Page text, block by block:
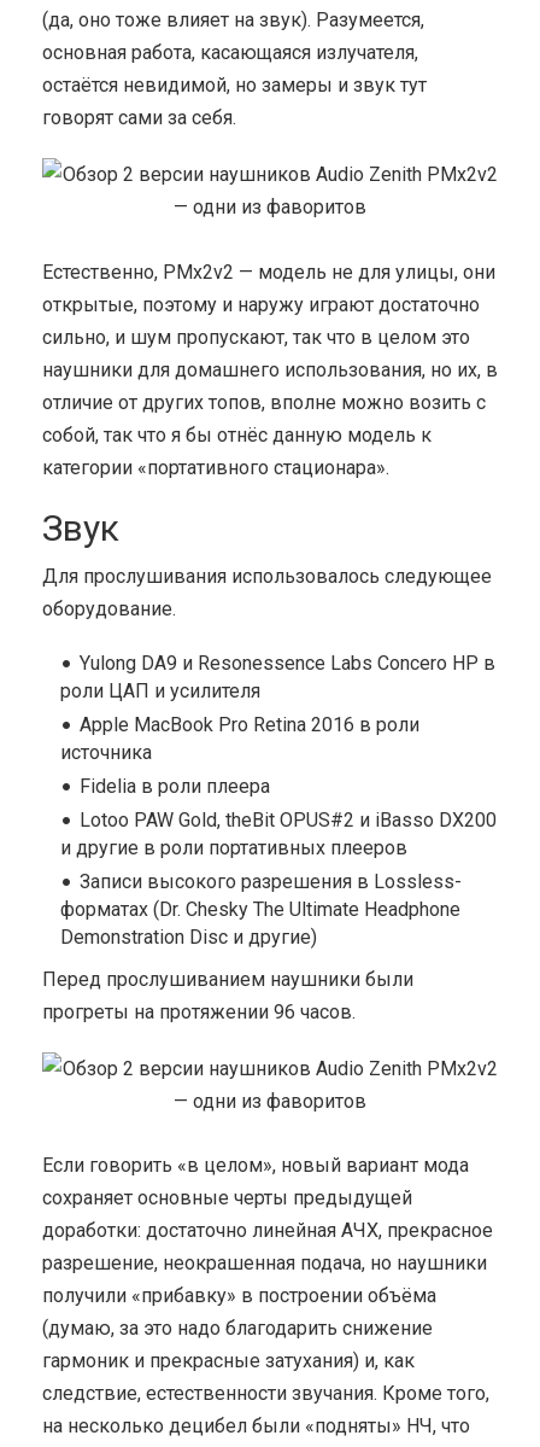
(да, оно тоже влияет на звук). Разумеется,
основная работа, касающаяся излучателя,
остаётся невидимой, но замеры и звук тут
говорят сами за себя.
Естественно, PMx2v2 — модель не для улицы, они
открытые, поэтому и наружу играют достаточно
сильно, и шум пропускают, так что в целом это
наушники для домашнего использования, но их, в
отличие от других топов, вполне можно возить с
собой, так что я бы отнёс данную модель к
категории «портативного стационара».
Звук
Для прослушивания использовалось следующее
оборудование.
Yulong DA9 и Resonessence Labs Concero HP в
роли ЦАП и усилителя
Apple MacBook Pro Retina 2016 в роли
источника
Fidelia в роли плеера
Lotoo PAW Gold, theBit OPUS#2 и iBasso DX200
и другие в роли портативных плееров
Записи высокого разрешения в Lossless-
форматах (Dr. Chesky The Ultimate Headphone
Demonstration Disc и другие)
Перед прослушиванием наушники были
прогреты на протяжении 96 часов.
Если говорить «в целом», новый вариант мода
сохраняет основные черты предыдущей
доработки: достаточно линейная АЧХ, прекрасное
разрешение, неокрашенная подача, но наушники
получили «прибавку» в построении объёма
(думаю, за это надо благодарить снижение
гармоник и прекрасные затухания) и, как
следствие, естественности звучания. Кроме того,
на несколько децибел были «подняты» НЧ, что